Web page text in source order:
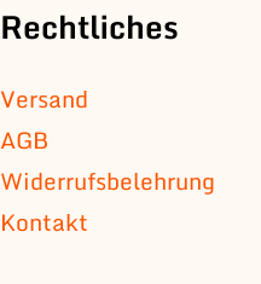
Rechtliches
Versand
AGB
Widerrufsbelehrung
Kontakt